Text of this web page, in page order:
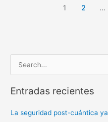
1 2 …
s
Entradas recientes
La seguridad post-cuántica